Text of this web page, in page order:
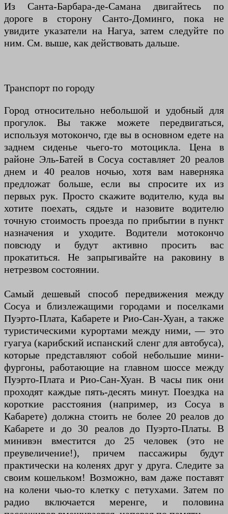
Из Санта-Барбара-де-Самана двигайтесь по
дороге в сторону Санто-Доминго, пока не
увидите указатели на Нагуа, затем следуйте по
ним. См. выше, как действовать дальше.
Транспорт по городу
Город относительно небольшой и удобный для
прогулок. Вы также можете передвигаться,
используя мотокончо, где вы в основном едете на
заднем сиденье чьего-то мотоцикла. Цена в
районе Эль-Батей в Сосуа составляет 20 реалов
днем ​​и 40 реалов ночью, хотя вам наверняка
предложат больше, если вы спросите их из
первых рук. Просто скажите водителю, куда вы
хотите поехать, сядьте и назовите водителю
точную стоимость проезда по прибытии в пункт
назначения и уходите. Водители мотокончо
повсюду и будут активно просить вас
прокатиться. Не запрыгивайте на раковину в
нетрезвом состоянии.
Самый дешевый способ передвижения между
Сосуа и близлежащими городами и поселками
Пуэрто-Плата, Кабарете и Рио-Сан-Хуан, а также
туристическими курортами между ними, — это
гуагуа (карибский испанский сленг для автобуса),
которые представляют собой небольшие мини-
фургоны, работающие на главном шоссе между
Пуэрто-Плата и Рио-Сан-Хуан. В часы пик они
проходят каждые пять-десять минут. Поездка на
короткие расстояния (например, из Сосуа в
Кабарете) должна стоить не более 20 реалов до
Кабарете и до 30 реалов до Пуэрто-Платы. В
минивэн вместится до 25 человек (это не
преувеличение!), причем пассажиры будут
практически на коленях друг у друга. Следите за
своим кошельком! Возможно, вам даже поставят
на колени чью-то клетку с петухами. Затем по
радио включается меренге, и половина